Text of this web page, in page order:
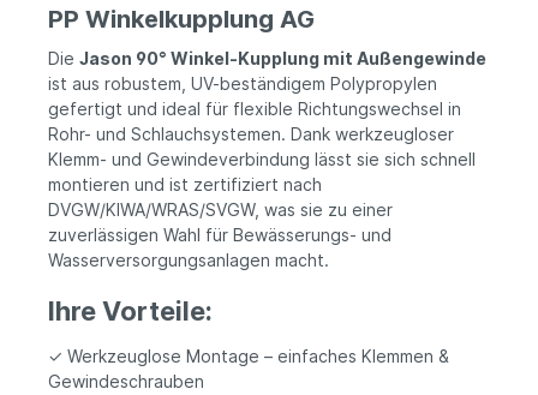
PP Winkelkupplung AG
Die Jason 90° Winkel-Kupplung mit Außengewinde
ist aus robustem, UV-beständigem Polypropylen
gefertigt und ideal für flexible Richtungswechsel in
Rohr- und Schlauchsystemen. Dank werkzeugloser
Klemm- und Gewindeverbindung lässt sie sich schnell
montieren und ist zertifiziert nach
DVGW/KIWA/WRAS/SVGW, was sie zu einer
zuverlässigen Wahl für Bewässerungs- und
Wasserversorgungsanlagen macht.
Ihre Vorteile:
✓ Werkzeuglose Montage – einfaches Klemmen &
Gewindeschrauben